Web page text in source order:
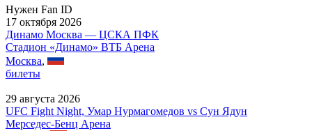
Нужен Fan ID
17 октября 2026
Динамо Москва — ЦСКА ПФК
Стадион «Динамо» ВТБ Арена
Москва,
билеты
29 августа 2026
UFC Fight Night, Умар Нурмагомедов vs Сун Ядун
Мерседес-Бенц Арена